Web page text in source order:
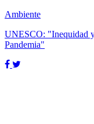
Ambiente
UNESCO: "Inequidad
Pandemia"